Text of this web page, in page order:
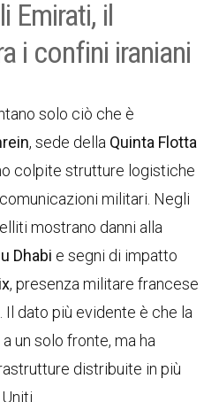
Emirati, il
i confini iraniani
solo ciò che è
, sede della Quinta Flotta
colpite strutture logistiche
militari. Negli
mostrano danni alla
Dhabi e segni di impatto
, presenza militare francese
dato più evidente è che la
un solo fronte, ma ha
distribuite in più